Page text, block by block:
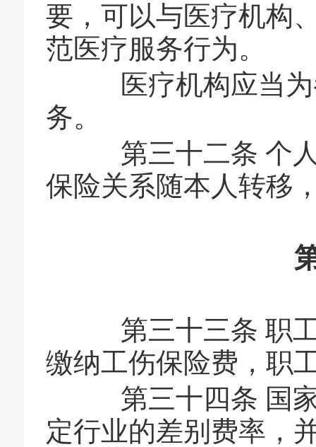
要，可以与医疗机构
范医疗服务行为。
医疗机构应当为
务。
第三十二条 个人
保险关系随本人转移
第三十三条 职工
缴纳工伤保险费，职
第三十四条 国家
定行业的差别费率，